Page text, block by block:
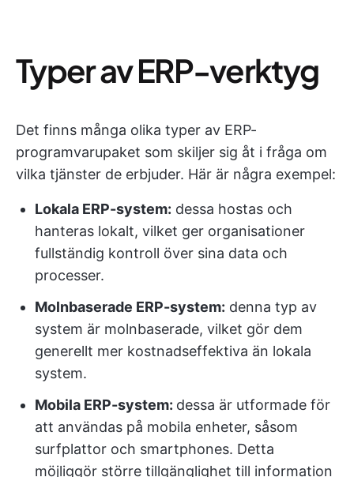
Typer av ERP-verktyg
Det finns många olika typer av ERP-
programvarupaket som skiljer sig åt i fråga om
vilka tjänster de erbjuder. Här är några exempel:
Lokala ERP-system: dessa hostas och
hanteras lokalt, vilket ger organisationer
fullständig kontroll över sina data och
processer.
Molnbaserade ERP-system: denna typ av
system är molnbaserade, vilket gör dem
generellt mer kostnadseffektiva än lokala
system.
Mobila ERP-system: dessa är utformade för
att användas på mobila enheter, såsom
surfplattor och smartphones. Detta
möjliggör större tillgänglighet till information